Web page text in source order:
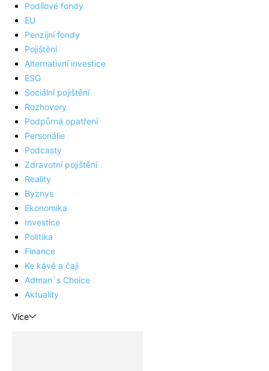
Podílové fondy
EU
Penzijní fondy
Pojištění
Alternativní investice
ESG
Sociální pojištění
Rozhovory
Podpůrná opatření
Personálie
Podcasty
Zdravotní pojištění
Reality
Byznys
Ekonomika
Investice
Politika
Finance
Ke kávě a čaji
Adman´s Choice
Aktuality
Více